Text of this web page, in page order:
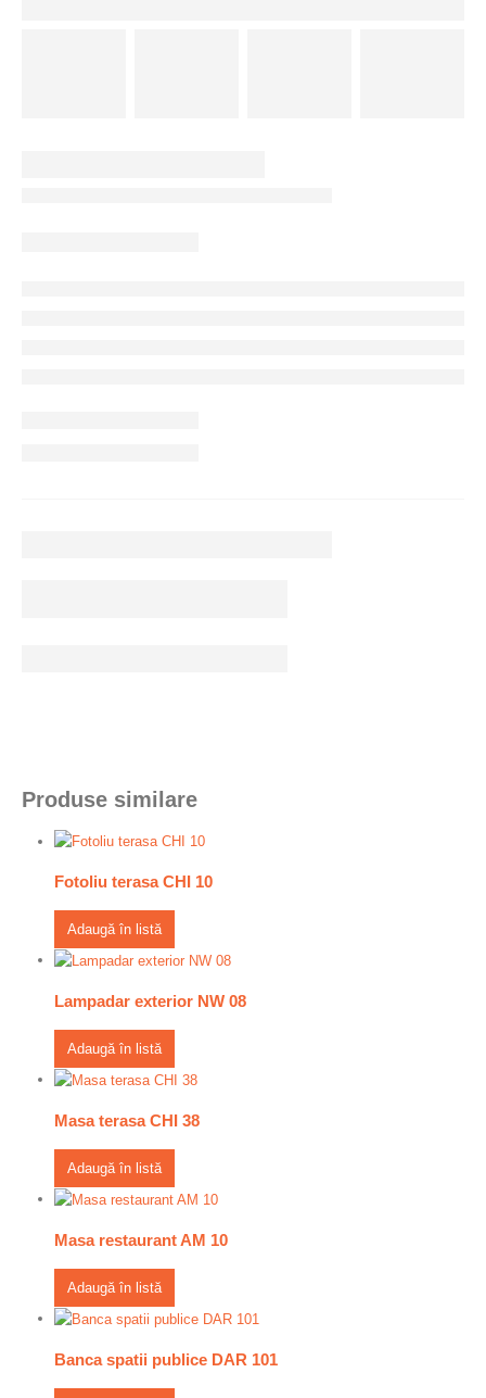
Produse similare
Fotoliu terasa CHI 10
Adaugă în listă
Lampadar exterior NW 08
Adaugă în listă
Masa terasa CHI 38
Adaugă în listă
Masa restaurant AM 10
Adaugă în listă
Banca spatii publice DAR 101